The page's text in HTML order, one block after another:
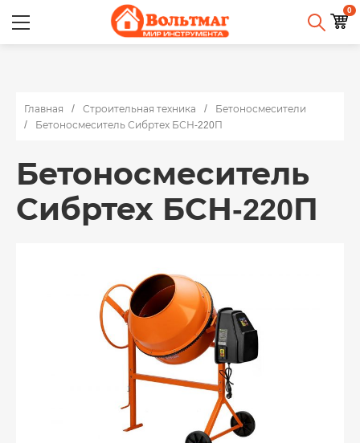
0
Главная Строительная техника
Бетоносмесители
Бетоносмеситель Сибртех БСН-220П
Бетоносмеситель
Сибртех БСН-220П